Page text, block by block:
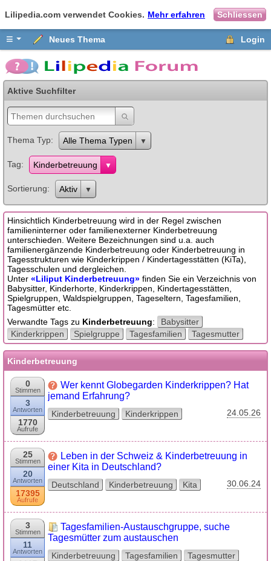
Lilipedia.com verwendet Cookies. Mehr erfahren Schliessen
≡ Neues Thema Login
Aktive Suchfilter
Thema Typ Alle Thema Typen
Tag Kinderbetreuung
Sortierung Aktiv
Hinsichtlich Kinderbetreuung wird in der Regel zwischen
familieninterner oder familienexterner Kinderbetreuung
unterschieden. Weitere Bezeichnungen sind u.a. auch
familienergänzende Kinderbetreuung oder Kinderbetreuung in
Tagesstrukturen wie Kinderkrippen / Kindertagesstätten (KiTa),
Tagesschulen und dergleichen.
Unter «Liliput Kinderbetreuung» finden Sie ein Verzeichnis von
Babysitter, Kinderhorte, Kinderkrippen, Kindertagesstätten,
Spielgruppen, Waldspielgruppen, Tageseltern, Tagesfamilien,
Tagesmütter etc.
Verwandte Tags zu Kinderbetreuung:
Babysitter
Kinderkrippen
Spielgruppe Tagesfamilien Tagesmutter
Kinderbetreuung
0
Stimmen
3
Antworten
1770
Aufrufe
Wer kennt Globegarden Kinderkrippen? Hat
jemand Erfahrung?
Kinderbetreuung Kinderkrippen 24.05.26
25
Stimmen
20
Antworten
17395
Aufrufe
Leben in der Schweiz & Kinderbetreuung in
einer Kita in Deutschland?
Deutschland Kinderbetreuung Kita 30.06.24
3
Stimmen
11
Antworten
Tagesfamilien-Austauschgruppe, suche
Tagesmütter zum austauschen
Kinderbetreuung Tagesfamilien
Tagesmutter